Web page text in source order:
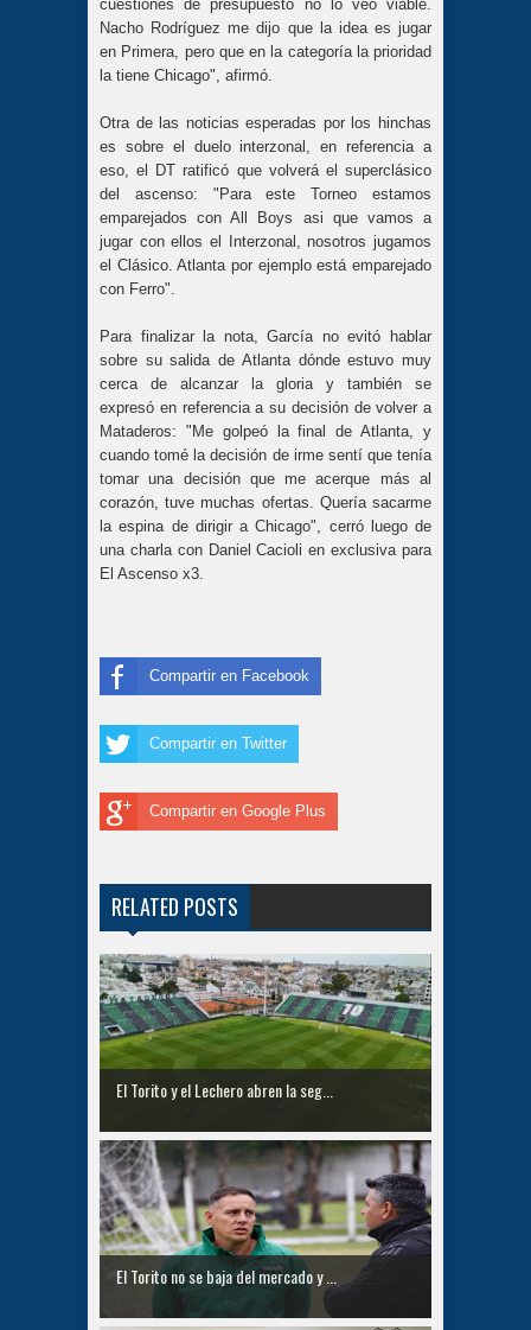
cuestiones de presupuesto no lo veo viable.
Nacho Rodríguez me dijo que la idea es jugar
en Primera, pero que en la categoría la prioridad
la tiene Chicago", afirmó.
Otra de las noticias esperadas por los hinchas
es sobre el duelo interzonal, en referencia a
eso, el DT ratificó que volverá el superclásico
del ascenso: "Para este Torneo estamos
emparejados con All Boys asi que vamos a
jugar con ellos el Interzonal, nosotros jugamos
el Clásico. Atlanta por ejemplo está emparejado
con Ferro".
Para finalizar la nota, García no evitó hablar
sobre su salida de Atlanta dónde estuvo muy
cerca de alcanzar la gloria y también se
expresó en referencia a su decisión de volver a
Mataderos: "Me golpeó la final de Atlanta, y
cuando tomé la decisión de irme sentí que tenía
tomar una decisión que me acerque más al
corazón, tuve muchas ofertas. Quería sacarme
la espina de dirigir a Chicago", cerró luego de
una charla con Daniel Cacioli en exclusiva para
El Ascenso x3.
Compartir en Facebook
Compartir en Twitter
Compartir en Google Plus
RELATED POSTS
El Torito y el Lechero abren la seg...
El Torito no se baja del mercado y ...